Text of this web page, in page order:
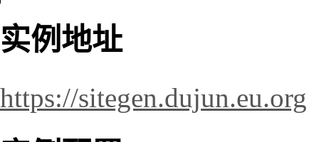
实例地址
https://sitegen.dujun.eu.org